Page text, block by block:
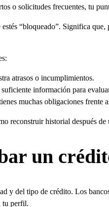
o solicitudes frecuentes, tu
“bloqueado”. Significa
atrasos o incumplimientos.
información para
muchas obligaciones frente
reconstruir historial después de
un
y del tipo de crédito. Los
tu perfil.